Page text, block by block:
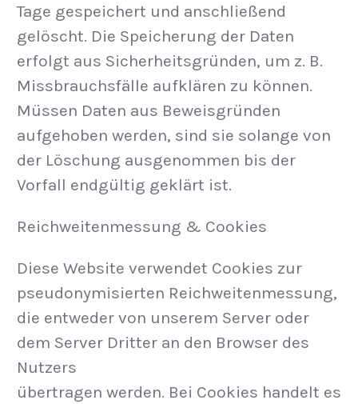
Tage gespeichert und anschließend
gelöscht. Die Speicherung der Daten
erfolgt aus Sicherheitsgründen, um z. B.
Missbrauchsfälle aufklären zu können.
Müssen Daten aus Beweisgründen
aufgehoben werden, sind sie solange von
der Löschung ausgenommen bis der
Vorfall endgültig geklärt ist.
Reichweitenmessung & Cookies
Diese Website verwendet Cookies zur
pseudonymisierten Reichweitenmessung,
die entweder von unserem Server oder
dem Server Dritter an den Browser des
Nutzers
übertragen werden. Bei Cookies handelt es